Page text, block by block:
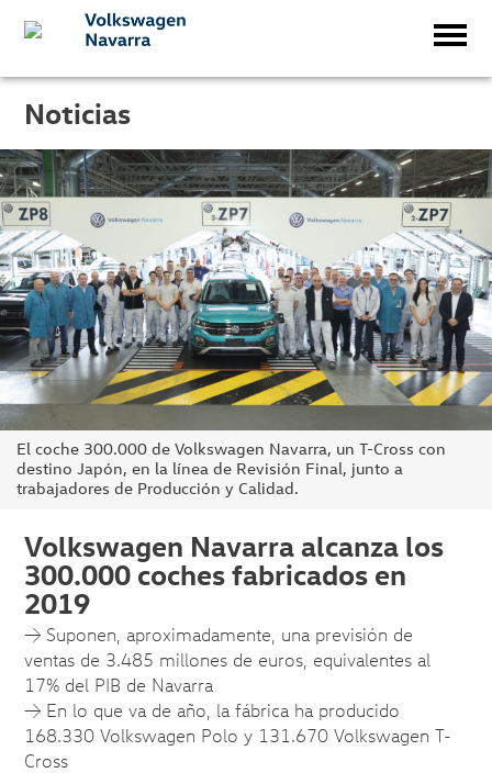
Noticias
El coche 300.000 de Volkswagen Navarra, un T-Cross con
destino Japón, en la línea de Revisión Final, junto a
trabajadores de Producción y Calidad.
Volkswagen Navarra alcanza los
300.000 coches fabricados en
2019
→ Suponen, aproximadamente, una previsión de
ventas de 3.485 millones de euros, equivalentes al
17% del PIB de Navarra
→ En lo que va de año, la fábrica ha producido
168.330 Volkswagen Polo y 131.670 Volkswagen T-
Cross